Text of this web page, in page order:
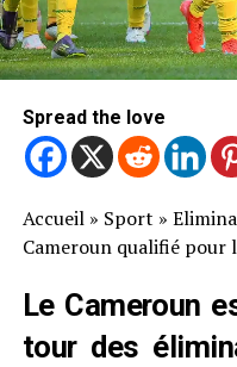
Spread the love
Accueil» Sport »
Cameroun qualifié pour
Le Cameroun
tour des